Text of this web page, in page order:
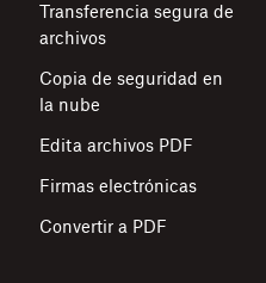
Transferencia segura de
archivos
Copia de seguridad en
la nube
Edita archivos PDF
Firmas electrónicas
Convertir a PDF